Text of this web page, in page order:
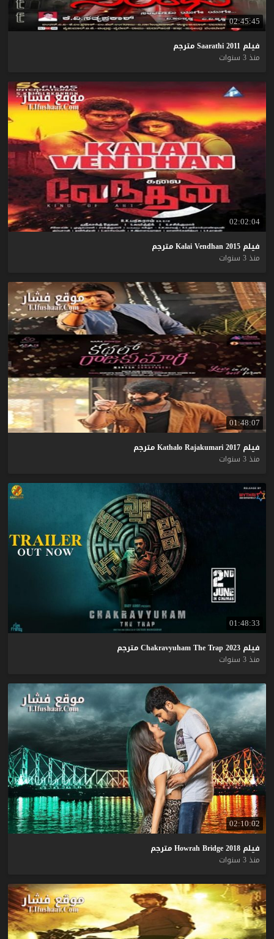
02:45:45
فيلم Saarathi 2011
مترجم
منذ 3 سنوات
02:02:04
فيلم Kalai Vendhan 2015
مترجم
منذ 3 سنوات
01:48:07
فيلم Kathalo Rajakumari 2017
مترجم
منذ 3 سنوات
01:48:33
فيلم Chakravyuham The Trap 2023
مترجم
منذ 3 سنوات
02:10:02
فيلم Howrah Bridge 2018
مترجم
منذ 3 سنوات